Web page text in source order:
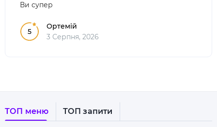
Ви супер
5
Ортемій
3 Серпня, 2026
ТОП меню ТОП запити